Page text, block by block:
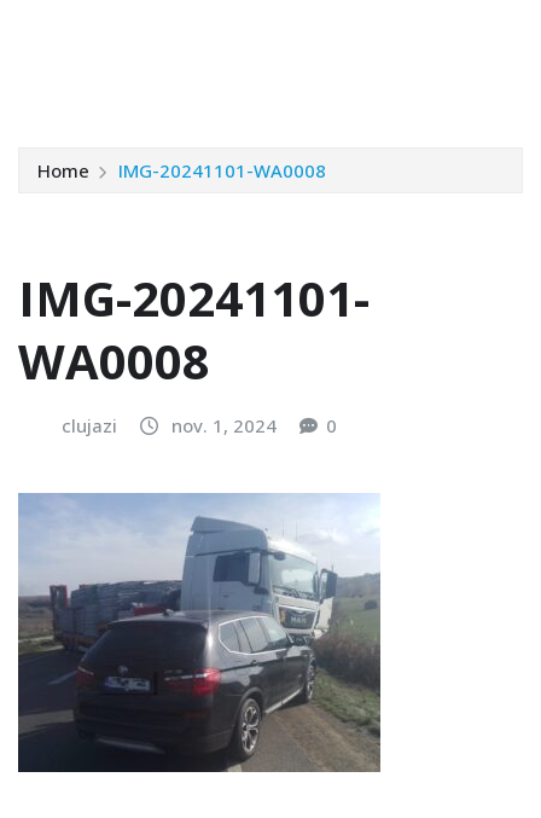
Home IMG-20241101-WA0008
IMG-20241101-
WA0008
clujazi nov. 1, 2024 0